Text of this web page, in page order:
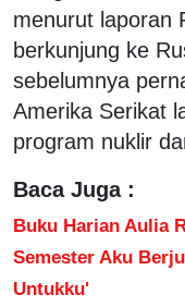
menurut laporan
berkunjung ke
sebelumnya
Amerika Serikat
program nuklir
Baca Juga :
Buku Harian Aulia
Semester Aku
Untukku'